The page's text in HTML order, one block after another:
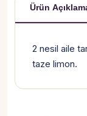
Ürün
Ürün
2 nesil aile
taze limon.